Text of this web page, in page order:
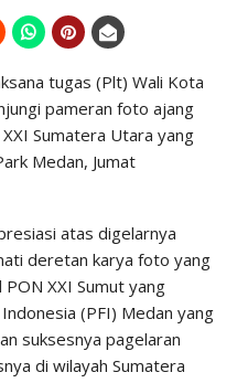
tugas (Plt) Wali Kota
pameran foto ajang
Sumatera Utara yang
Medan, Jumat
atas digelarnya
deretan karya foto yang
XXI Sumut yang
(PFI) Medan yang
suksesnya pagelaran
di wilayah Sumatera